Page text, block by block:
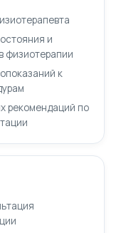
и
физиотерапии
к
рекомендаций по